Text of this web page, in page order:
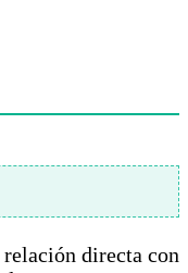
directa con